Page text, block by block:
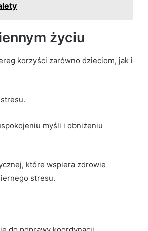
życiu
korzyści zarówno dzieciom, jak i
myśli i obniżeniu
które wspiera zdrowie
stresu.